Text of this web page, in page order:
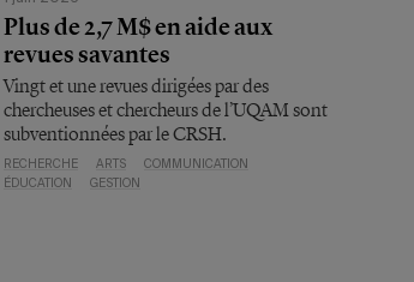
Plus de 2,7 M$ en aide aux
revues savantes
Vingt et une revues dirigées par des
chercheuses et chercheurs de l’UQAM sont
subventionnées par le CRSH.
RECHERCHE ARTS
COMMUNICATION
ÉDUCATION
GESTION